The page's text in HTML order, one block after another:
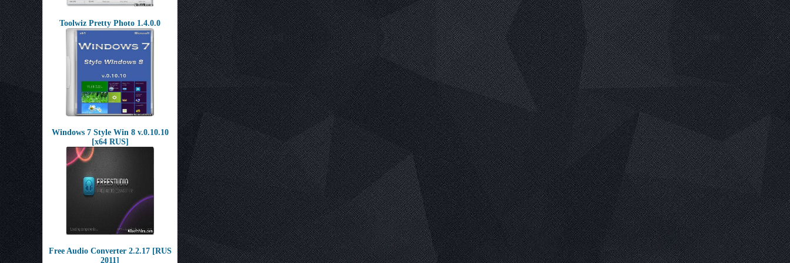
Toolwiz Pretty Photo 1.4.0.0
Windows 7 Style Win 8 v.0.10.10
[x64 RUS]
Free Audio Converter 2.2.17 [RUS
2011]